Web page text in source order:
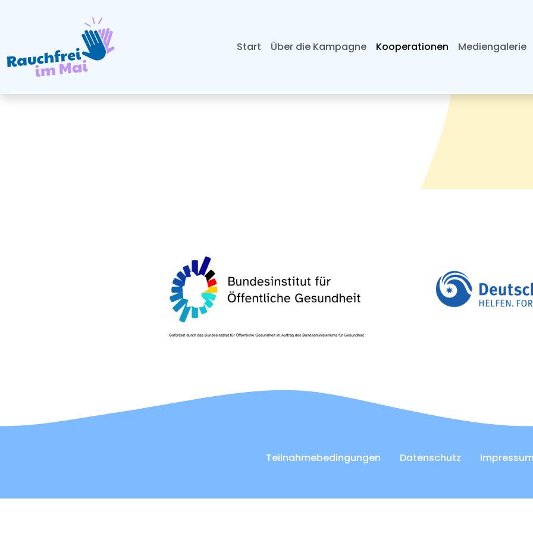
Start Über die Kampagne Kooperationen Mediengalerie
Teilnahmebedingungen Datenschutz